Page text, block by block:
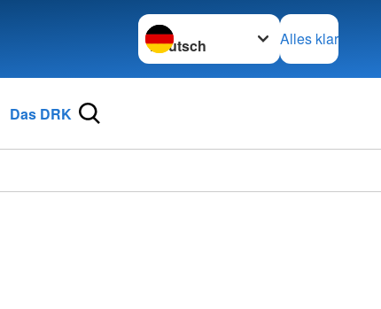
Sprache wechseln zu
Alles klar
Das DRK